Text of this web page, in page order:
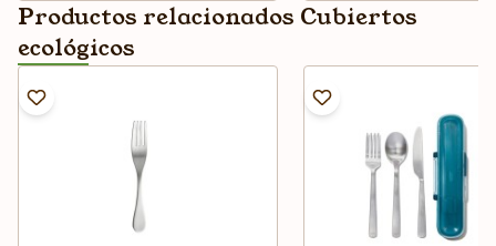
Productos relacionados Cubiertos
ecológicos